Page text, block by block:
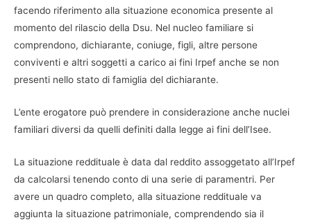
facendo riferimento alla situazione economica presente al
momento del rilascio della Dsu. Nel nucleo familiare si
comprendono, dichiarante, coniuge, figli, altre persone
conviventi e altri soggetti a carico ai fini Irpef anche se non
presenti nello stato di famiglia del dichiarante.
L’ente erogatore può prendere in considerazione anche nuclei
familiari diversi da quelli definiti dalla legge ai fini dell’Isee.
La situazione reddituale è data dal reddito assoggetato all’Irpef
da calcolarsi tenendo conto di una serie di paramentri. Per
avere un quadro completo, alla situazione reddituale va
aggiunta la situazione patrimoniale, comprendendo sia il